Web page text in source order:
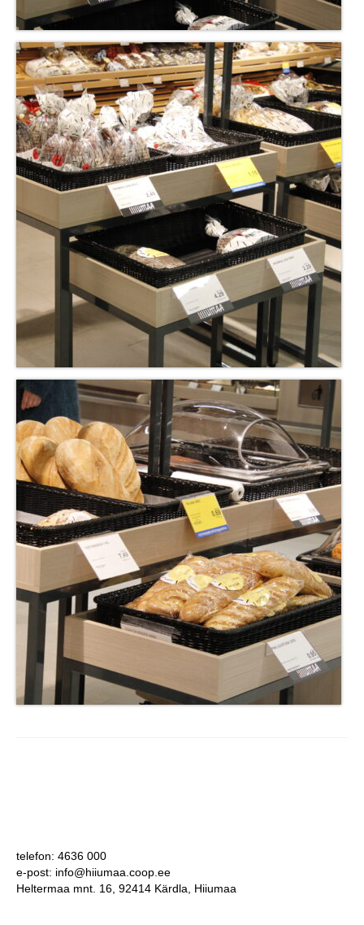
telefon: 4636 000
e-post: info@hiiumaa.coop.ee
Heltermaa mnt. 16, 92414 Kärdla, Hiiumaa